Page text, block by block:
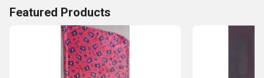
Featured Products